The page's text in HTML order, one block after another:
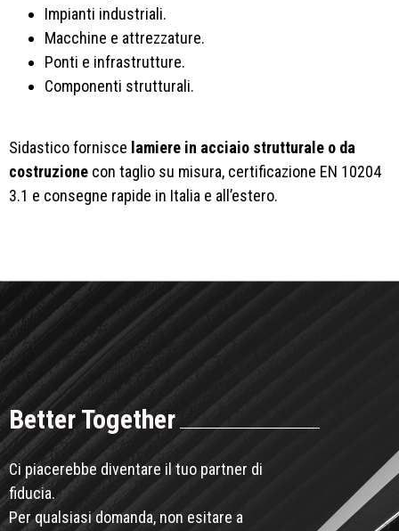
Impianti industriali.
Macchine e attrezzature.
Ponti e infrastrutture.
Componenti strutturali.
Sidastico fornisce lamiere in acciaio strutturale o da
costruzione con taglio su misura, certificazione EN 10204
3.1 e consegne rapide in Italia e all’estero.
Better Together
Ci piacerebbe diventare il tuo partner di
fiducia.
Per qualsiasi domanda, non esitare a